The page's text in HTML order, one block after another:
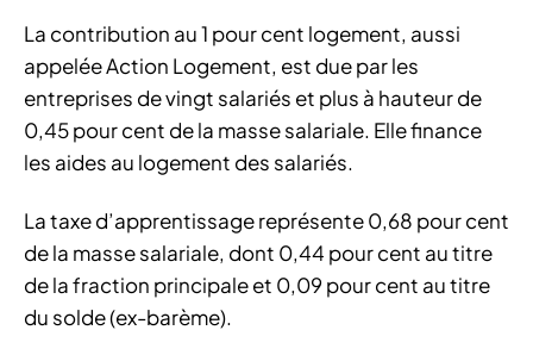
La contribution au 1 pour cent logement, aussi
appelée Action Logement, est due par les
entreprises de vingt salariés et plus à hauteur de
0,45 pour cent de la masse salariale. Elle finance
les aides au logement des salariés.
La taxe d’apprentissage représente 0,68 pour cent
de la masse salariale, dont 0,44 pour cent au titre
de la fraction principale et 0,09 pour cent au titre
du solde (ex-barème).